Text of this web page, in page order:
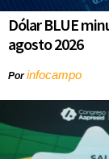
Dólar BLUE
agosto 2026
Porinfocampo